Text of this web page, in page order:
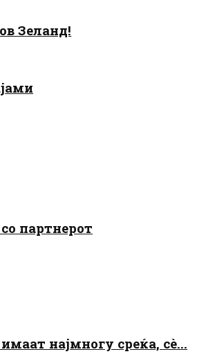
Зеланд!
партнерот
најмногу среќа, сè...